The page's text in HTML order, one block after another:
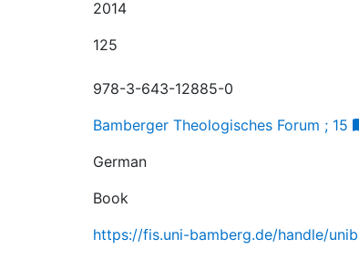
2014
125
978-3-643-12885-0
Bamberger Theologisches Forum ; 15
German
Book
https://fis.uni-bamberg.de/handle/